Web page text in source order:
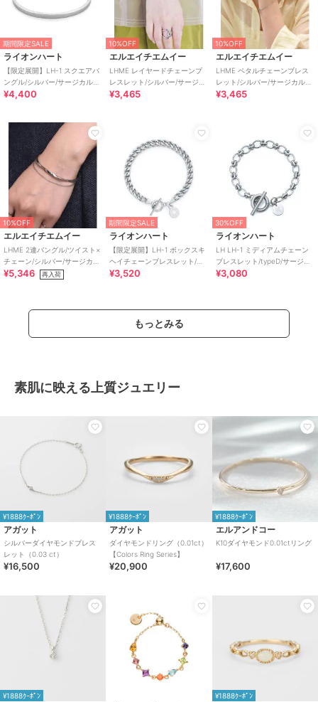
期間限定SALE
ライオンハート
【限定展開】LH-1 スクエアバ
ングル/シルバー/サージカルス
テンレス 金属アレルギー対応
¥4,400
10%OFF
エルエイチエムイー
LHME レイヤードチェーンブ
レスレット/シルバー/サージカ
ルステンレス 金属アレルギー
¥3,465
10%OFF
エルエイチエムイー
LHME ペタルチェーンブレス
レット/シルバー/サージカルス
テンレス 金属アレルギー対応
¥3,465
10%OFF
エルエイチエムイー
LHME 2連バングル/ツイスト×
チェーン/シルバー/サージカル
ステンレス 金属アレルギー対
¥5,346 再入荷
期間限定SALE
ライオンハート
【限定展開】LH-1 ボックスキ
ヘイチェーンブレスレット/サ
ージカルステンレス金属アレ
¥3,520
30%OFF
ライオンハート
LH LH-1 ミディアムチェーン
ブレスレット/typeD/サージカ
ルステンレス 金属アレルギー
¥3,080
もっとみる
素肌に映える上質ジュエリー
¥1888ｸｰﾎﾟﾝ
アガット
シルバーダイヤモンドブレス
レット（0.03 ct）
¥16,500
¥1888ｸｰﾎﾟﾝ
アガット
ダイヤモンドリング（0.01ct）
【Colors Ring Series】
¥20,900
¥1888ｸｰﾎﾟﾝ
エルアンドコー
K10ダイヤモンド0.01ctリング
¥17,600
¥1888ｸｰﾎﾟﾝ ¥1888ｸｰﾎﾟﾝ